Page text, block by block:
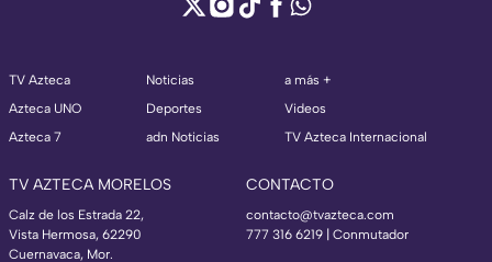
TV Azteca
Azteca UNO
Azteca 7
Noticias
Deportes
adn Noticias
a más +
Videos
TV Azteca Internacional
TV AZTECA MORELOS
Calz de los Estrada 22,
Vista Hermosa, 62290
Cuernavaca, Mor.
CONTACTO
contacto@tvazteca.com
777 316 6219 | Conmutador